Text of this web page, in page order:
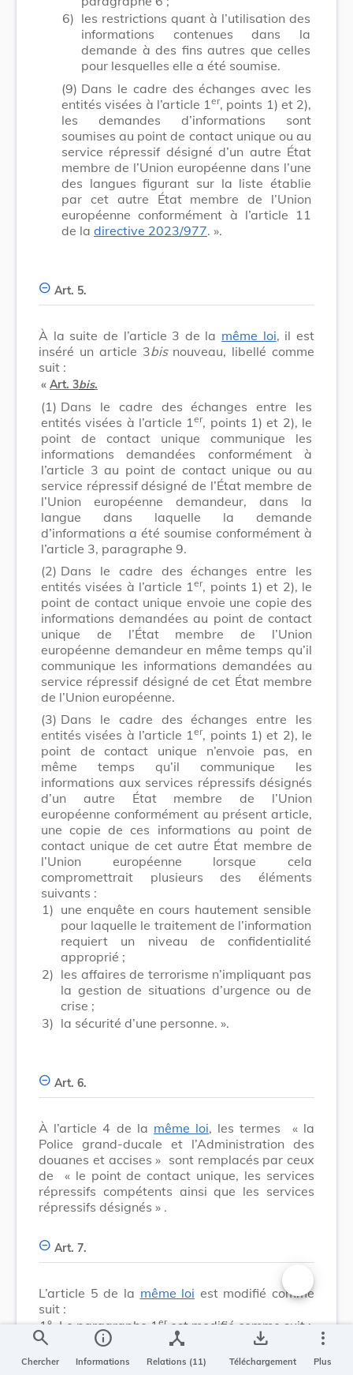
6) les restrictions quant à l’utilisation des
informations contenues dans la
demande à des fins autres que celles
pour lesquelles elle a été soumise.
(9) Dans le cadre des échanges avec les
entités visées à l’article 1 er, points 1) et 2),
les demandes d’informations sont
soumises au point de contact unique ou au
service répressif désigné d’un autre État
membre de l’Union européenne dans l’une
des langues figurant sur la liste établie
par cet autre État membre de l’Union
européenne conformément à l’article 11
de la directive 2023/977. ».
Art. 5.
À la suite de l’article 3 de la même loi, il est
inséré un article 3bisnouveau, libellé comme
suit :
« Art. 3bis.
(1) Dans le cadre des échanges entre les
entités visées à l’article 1er, points 1) et 2), le
point de contact unique communique les
informations demandées conformément à
l’article 3 au point de contact unique ou au
service répressif désigné de l’État membre de
l’Union européenne demandeur, dans la
langue dans laquelle la demande
d’informations a été soumise conformément à
l’article 3, paragraphe 9.
(2) Dans le cadre des échanges entre les
entités visées à l’article 1er, points 1) et 2), le
point de contact unique envoie une copie des
informations demandées au point de contact
unique de l’État membre de l’Union
européenne demandeur en même temps qu’il
communique les informations demandées au
service répressif désigné de cet État membre
de l’Union européenne.
(3) Dans le cadre des échanges entre les
entités visées à l’article 1er, points 1) et 2), le
point de contact unique n’envoie pas, en
même temps qu’il communique les
informations aux services répressifs désignés
d’un autre État membre de l’Union
européenne conformément au présent article,
une copie de ces informations au point de
contact unique de cet autre État membre de
l’Union européenne lorsque cela
compromettrait plusieurs des éléments
suivants :
1) une enquête en cours hautement sensible
pour laquelle le traitement de l’information
requiert un niveau de confidentialité
approprié ;
2) les affaires de terrorisme n’impliquant pas
la gestion de situations d’urgence ou de
crise ;
3) la sécurité d’une personne. ».
Art. 6.
À l’article 4 de la même loi, les termes
« la
Police grand-ducale et l’Administration des
douanes et accises » sont remplacés par ceux
de
« le point de contact unique, les services
répressifs compétents ainsi que les services
répressifs désignés » .
Art. 7.
L’article 5 de la même loi est modifié comme
suit :
1° Le paragraphe 1 erest modifié comme suit :
les termes
« informations directement
disponibles ou directement
Changer la
search
Chercher
info
Informations
device_hub
Relations (11)
save_alt
Téléchargement
more_vert
Plus